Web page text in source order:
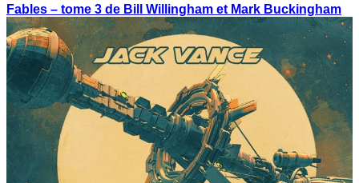
Fables – tome 3 de Bill Willingham et Mark Buckingham